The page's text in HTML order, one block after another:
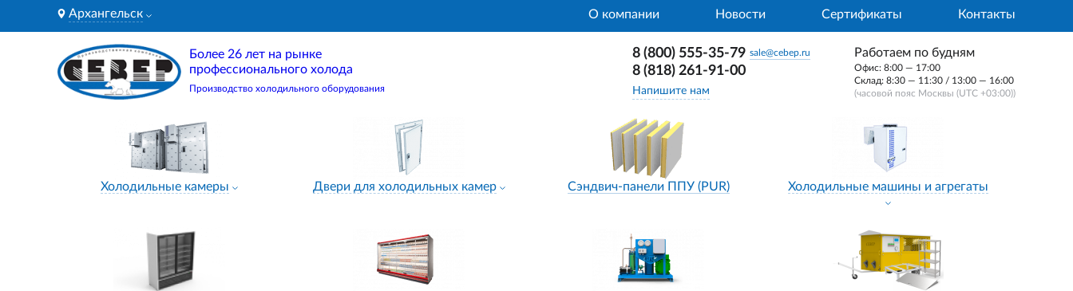
Архангельск О компании Новости Сертификаты Контакты
Более 26 лет на рынке
профессионального холода
Производство холодильного оборудования
8 (800) 555-35-79 sale@cebep.ru
8 (818) 261-91-00
Напишите нам
Работаем по будням
Офис: 8:00 — 17:00
Склад: 8:30 — 11:30 / 13:00 — 16:00
(часовой пояс Москвы (UTC +03:00))
Холодильные камеры Двери для холодильных камер Сэндвич-панели ППУ (PUR) Холодильные машины и агрегаты